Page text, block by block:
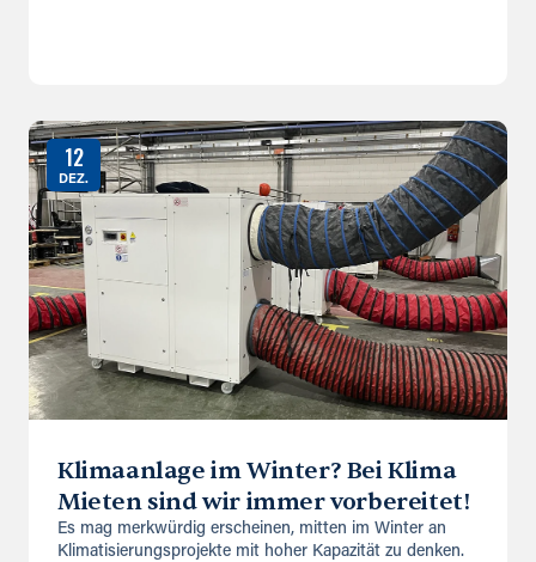
12
DEZ.
Klimaanlage im Winter? Bei Klima
Mieten sind wir immer vorbereitet!
Es mag merkwürdig erscheinen, mitten im Winter an
Klimatisierungsprojekte mit hoher Kapazität zu denken.